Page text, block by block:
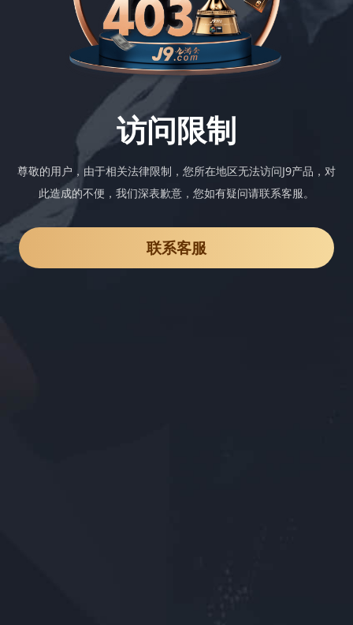
访问限制
尊敬的用户，由于相关法律限制，您所在地区无法访问J9产品，对
此造成的不便，我们深表歉意，您如有疑问请联系客服。
联系客服